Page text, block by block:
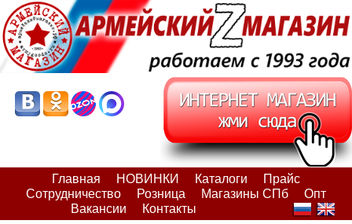
Главная НОВИНКИ Каталоги
Прайс
Сотрудничество
Розница Магазины СПб
Опт
Вакансии
Контакты